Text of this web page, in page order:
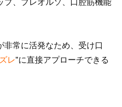
プ、プレオルソ、口腔筋機能
非常に活発なため、受け口
レ”に直接アプローチできる